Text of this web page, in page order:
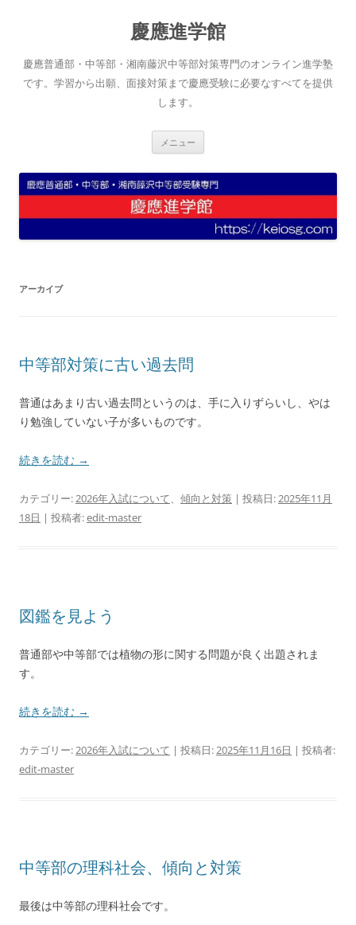
へ
ス
キ
慶應進学館
慶應普通部・中等部・湘南藤沢中等部対策専門のオンライン進学塾
です。学習から出願、面接対策まで慶應受験に必要なすべてを提供
します。
メニュー
アーカイブ
中等部対策に古い過去問
普通はあまり古い過去問というのは、手に入りずらいし、やは
り勉強していない子が多いものです。
続きを読む →
カテゴリー:2026年入試について、 傾向と対策 | 投稿日:2025年11月
18日 | 投稿者:edit-master
図鑑を見よう
普通部や中等部では植物の形に関する問題が良く出題されま
す。
続きを読む →
カテゴリー:2026年入試について | 投稿日:2025年11月16日 | 投稿者:
edit-master
中等部の理科社会、傾向と対策
最後は中等部の理科社会です。